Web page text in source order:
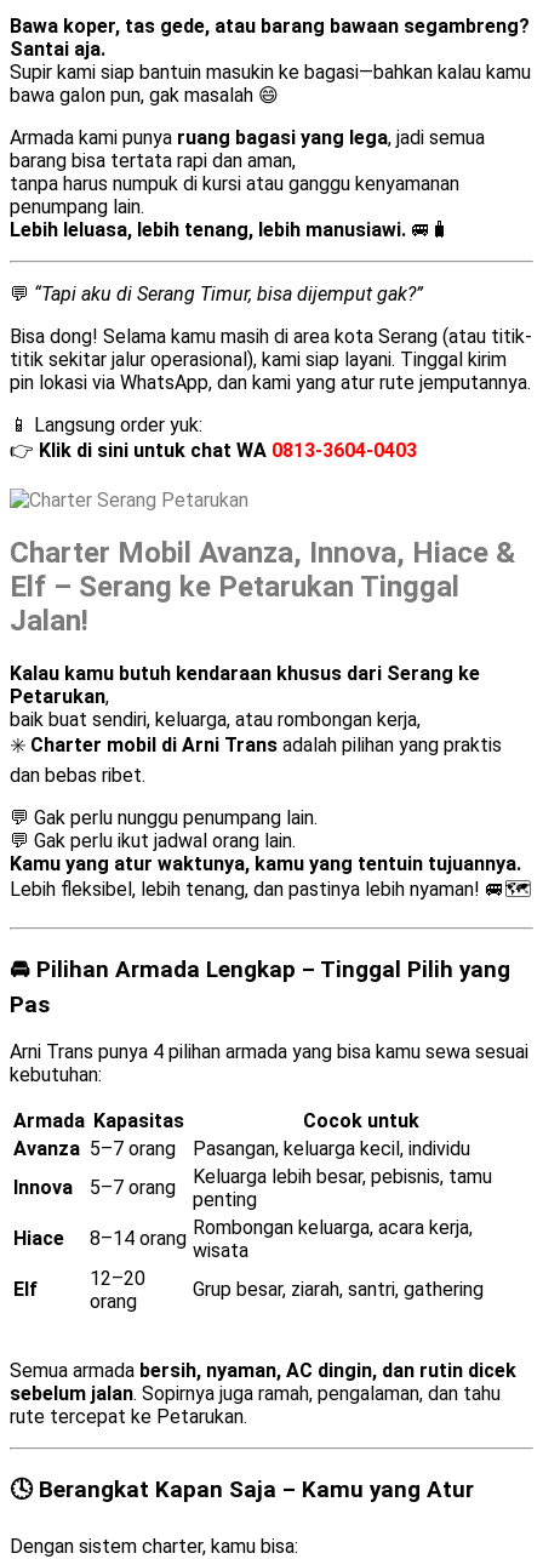
Bawa koper, tas gede, atau barang bawaan segambreng?
Santai aja.
Supir kami siap bantuin masukin ke bagasi—bahkan kalau kamu
bawa galon pun, gak masalah 😄
Armada kami punya ruang bagasi yang lega, jadi semua
barang bisa tertata rapi dan aman,
tanpa harus numpuk di kursi atau ganggu kenyamanan
penumpang lain.
Lebih leluasa, lebih tenang, lebih manusiawi. 🚐🧳
💬 “Tapi aku di Serang Timur, bisa dijemput gak?”
Bisa dong! Selama kamu masih di area kota Serang (atau titik-
titik sekitar jalur operasional), kami siap layani. Tinggal kirim
pin lokasi via WhatsApp, dan kami yang atur rute jemputannya.
📱 Langsung order yuk:
👉 Klik di sini untuk chat WA 0813-3604-0403
Charter Mobil Avanza, Innova, Hiace &
Elf – Serang ke Petarukan Tinggal
Jalan!
Kalau kamu butuh kendaraan khusus dari Serang ke
Petarukan,
baik buat sendiri, keluarga, atau rombongan kerja,
✳️ Charter mobil di Arni Trans adalah pilihan yang praktis
dan bebas ribet.
💬 Gak perlu nunggu penumpang lain.
💬 Gak perlu ikut jadwal orang lain.
Kamu yang atur waktunya, kamu yang tentuin tujuannya.
Lebih fleksibel, lebih tenang, dan pastinya lebih nyaman! 🚐🗺️
🚘 Pilihan Armada Lengkap – Tinggal Pilih yang
Pas
Arni Trans punya 4 pilihan armada yang bisa kamu sewa sesuai
kebutuhan:
Armada Kapasitas
Cocok untuk
Avanza 5–7 orang
Pasangan, keluarga kecil, individu
Innova
5–7 orang
Keluarga lebih besar, pebisnis, tamu
penting
Hiace
8–14 orang Rombongan keluarga, acara kerja,
wisata
Elf
12–20
orang
Grup besar, ziarah, santri, gathering
Semua armada bersih, nyaman, AC dingin, dan rutin dicek
sebelum jalan. Sopirnya juga ramah, pengalaman, dan tahu
rute tercepat ke Petarukan.
🕓 Berangkat Kapan Saja – Kamu yang Atur
Dengan sistem charter, kamu bisa: